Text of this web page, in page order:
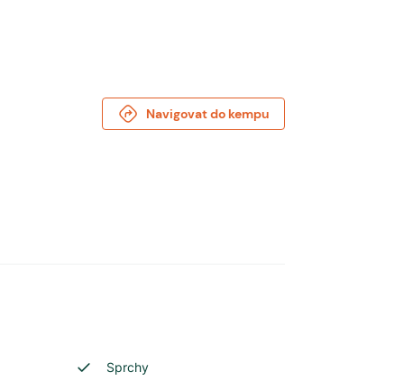
Navigovat do kempu
Sprchy